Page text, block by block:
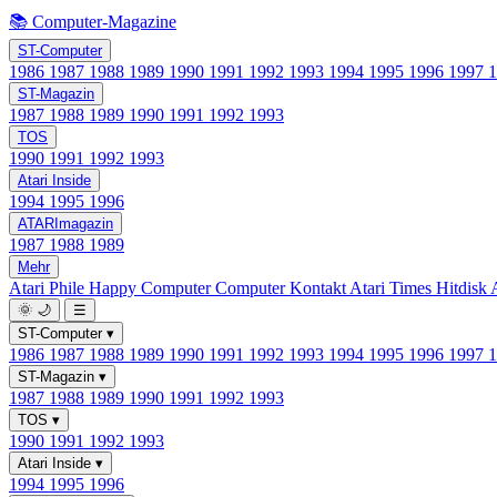
📚 Computer-Magazine
ST-Computer
1986 1987 1988 1989 1990 1991 1992 1993 1994 1995 1996 1997
ST-Magazin
1987 1988 1989 1990 1991 1992 1993
TOS
1990 1991 1992 1993
Atari Inside
1994 1995 1996
ATARImagazin
1987 1988 1989
Mehr
Atari Phile Happy ComputerComputer Kontakt Atari Times Hitdisk
🌞 🌙
☰
ST-Computer ▾
1986 1987 1988 1989 1990 1991 1992 1993 1994 1995 1996 1997
ST-Magazin ▾
1987 1988 1989 1990 1991 1992 1993
TOS ▾
1990 1991 1992 1993
Atari Inside ▾
1994 1995 1996